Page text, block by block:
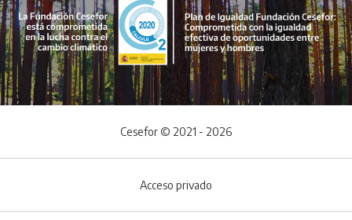
Cesefor © 2021 - 2026
Acceso privado